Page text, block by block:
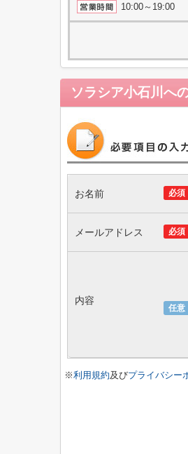
10:00～19:00
ソラシア小石川 へ
必須
お名前
必須
メールアドレス
任意
内容
※利用規約及びプライバシー